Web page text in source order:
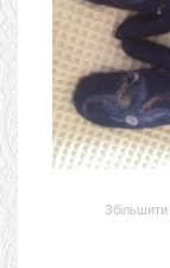
Збільшити